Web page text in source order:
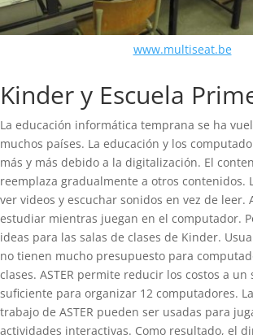
www.multiseat.be
Kinder y Escuela
La educación informática temprana se ha
muchos países. La educación y los
más y más debido a la digitalización. El
reemplaza gradualmente a otros contenidos.
ver videos y escuchar sonidos en vez de leer.
estudiar mientras juegan en el computador.
ideas para las salas de clases de Kinder.
no tienen mucho presupuesto para
clases. ASTER permite reducir los costos a un
suficiente para organizar 12 computadores.
trabajo de ASTER pueden ser usadas para
actividades interactivas. Como resultado, el